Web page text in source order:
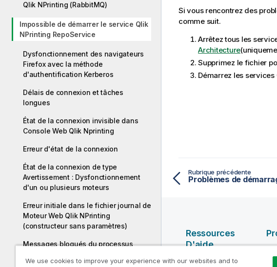
Qlik NPrinting (RabbitMQ)
Impossible de démarrer le service Qlik
NPrinting RepoService
Dysfonctionnement des navigateurs
Firefox avec la méthode
d'authentification Kerberos
Délais de connexion et tâches
longues
État de la connexion invisible dans
Console Web Qlik Nprinting
Erreur d'état de la connexion
État de la connexion de type
Avertissement : Dysfonctionnement
d'un ou plusieurs moteurs
Erreur initiale dans le fichier journal de
Moteur Web Qlik NPrinting
(constructeur sans paramètres)
Messages bloqués du processus
Si vous rencontrez des
comme suit.
Arrêtez tous les
Architecture
Supprimez le fichier
Démarrez les services
Rubrique précédente
Ressources
D'aide
Vidéos Qlik Help
We use cookies to improve your experience with our websites and to